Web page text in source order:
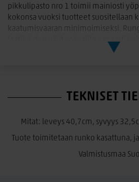
pikkulipasto nro 1 toimii mainiosti
kokonsa vuoksi tuotteet suositellaan
kaatumisvaaran minimoimiseksi.
laatikoiden värit voi valita vapaasti
valkoinen, greige ja hiekkatammi.
TEKNISET
Mitat: leveys 40,7cm, syvyys
Tuote toimitetaan runko kasattuna,
Valmistusmaa